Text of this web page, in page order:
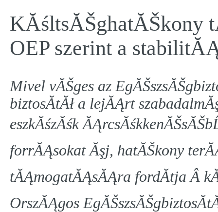
KĂśltsĂŠghatĂŠkony
OEP szerint a
Mivel vĂŠges az
biztosĂ­tĂł a lejĂĄrt
eszkĂśzĂśk
forrĂĄsokat Ăşj, hatĂŠkony
tĂĄmogatĂĄsĂĄra fordĂ­tja Â
OrszĂĄgos